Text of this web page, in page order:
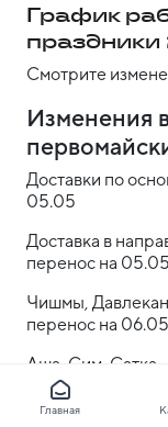
График
Смотрите
Изменения
Доставки по
05.05
Доставка в
перенос на 05.05
Чишмы,
перенос на 06.05
Аша, Сим, Сатка
Солнечногорск
Главная